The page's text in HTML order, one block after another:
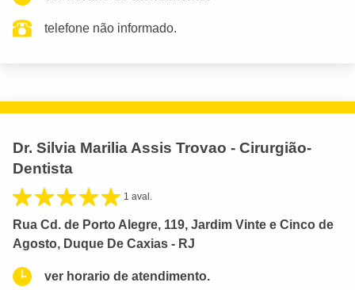
telefone não informado.
Dr. Silvia Marilia Assis Trovao - Cirurgião-
Dentista
1 aval.
Rua Cd. de Porto Alegre, 119, Jardim Vinte e Cinco de
Agosto, Duque De Caxias - RJ
ver horario de atendimento.